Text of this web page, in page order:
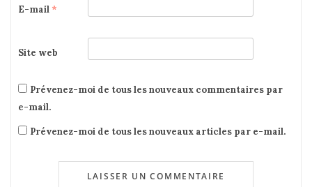
E-mail *
Site web
Prévenez-moi de tous les nouveaux commentaires par
e-mail.
Prévenez-moi de tous les nouveaux articles par e-mail.